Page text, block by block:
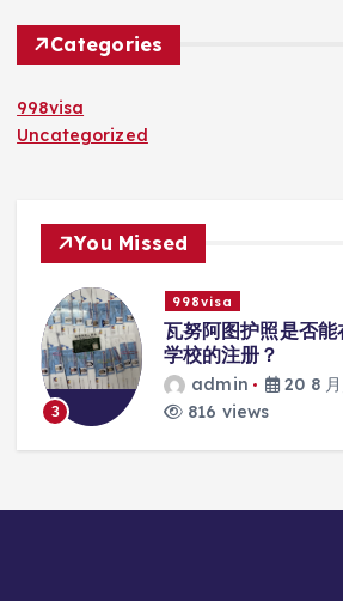
Categories
998visa
Uncategorized
You Missed
3
998visa
瓦努阿图护照是否
学校的注册？
admin
20 8
816 views